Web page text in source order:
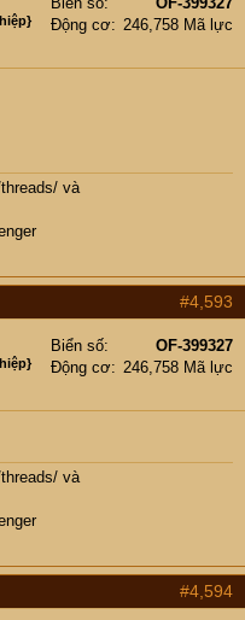
Động cơ
246,758 Mã lực
và
#4,593
Biển số
OF-399327
Động cơ
246,758 Mã lực
và
#4,594